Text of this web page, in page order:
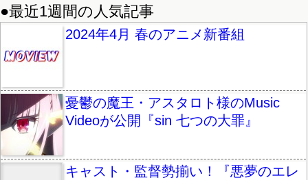
●最近1週間の人気記事
2024年4月 春のアニメ新番組
憂鬱の魔王・アスタロト様のMusic
Videoが公開『sin 七つの大罪』
キャスト・監督勢揃い！『悪夢のエレ